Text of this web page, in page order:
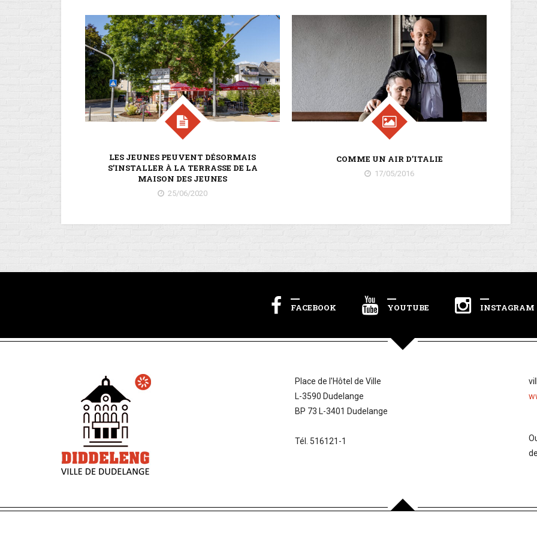
LES JEUNES PEUVENT DÉSORMAIS
S’INSTALLER À LA TERRASSE DE LA
MAISON DES JEUNES
25/06/2020
COMME UN AIR D’ITALIE
17/05/2016
FACEBOOK YOUTUBE INSTAGRAM
Place de l'Hôtel de Ville
L-3590 Dudelange
BP 73 L-3401 Dudelange
Tél. 516121-1